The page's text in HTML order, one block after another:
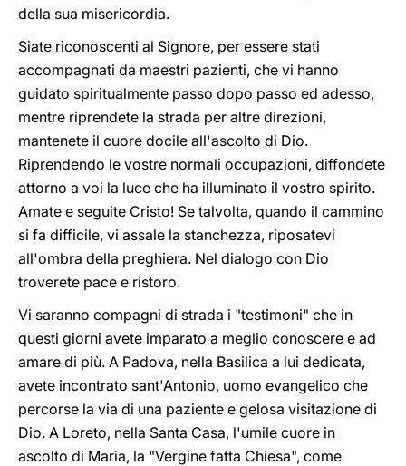
della sua misericordia.
Siate riconoscenti al Signore, per essere stati
accompagnati da maestri pazienti, che vi hanno
guidato spiritualmente passo dopo passo ed adesso,
mentre riprendete la strada per altre direzioni,
mantenete il cuore docile all'ascolto di Dio.
Riprendendo le vostre normali occupazioni, diffondete
attorno a voi la luce che ha illuminato il vostro spirito.
Amate e seguite Cristo! Se talvolta, quando il cammino
si fa difficile, vi assale la stanchezza, riposatevi
all'ombra della preghiera. Nel dialogo con Dio
troverete pace e ristoro.
Vi saranno compagni di strada i "testimoni" che in
questi giorni avete imparato a meglio conoscere e ad
amare di più. A Padova, nella Basilica a lui dedicata,
avete incontrato sant'Antonio, uomo evangelico che
percorse la via di una paziente e gelosa visitazione di
Dio. A Loreto, nella Santa Casa, l'umile cuore in
ascolto di Maria, la "Vergine fatta Chiesa", come